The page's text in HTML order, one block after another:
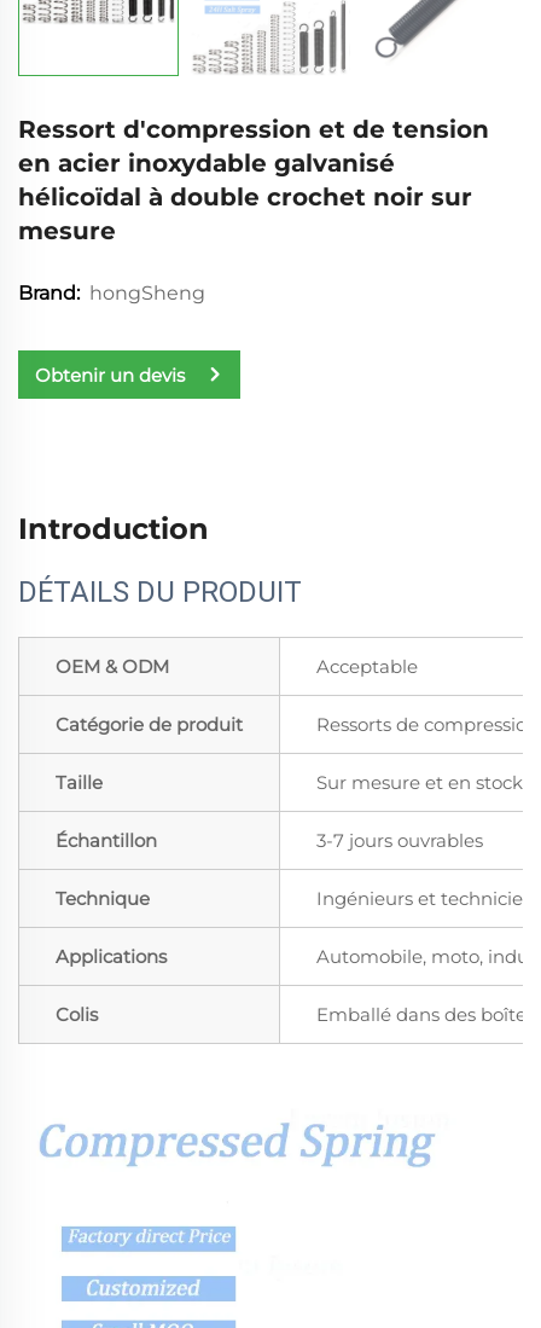
Ressort d'compression et de tension
en acier inoxydable galvanisé
hélicoïdal à double crochet noir sur
mesure
Brand: hongSheng
Obtenir un devis
Introduction
DÉTAILS DU PRODUIT
OEM & ODM Acceptable
Catégorie de produit Ressorts de compression
Taille Sur mesure et en stock
Échantillon 3-7 jours ouvrables
Technique Ingénieurs et
Applications Automobile, moto,
Colis Emballé dans des boîtes